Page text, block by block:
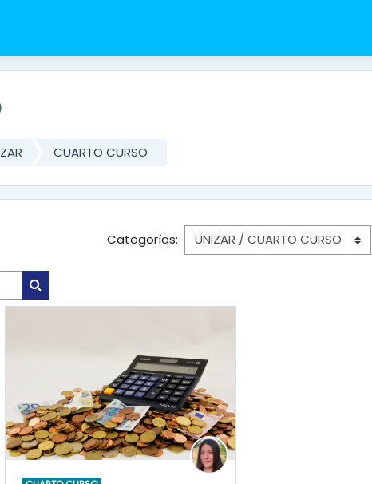
CUARTO CURSO
Categorías:
Buscar cursos